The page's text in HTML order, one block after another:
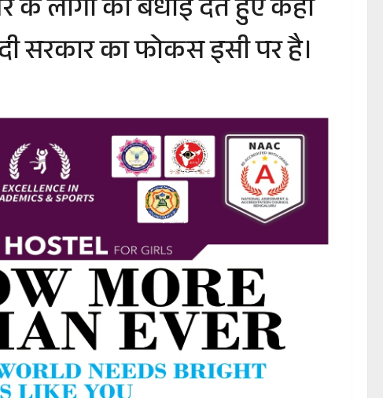
के लोगों को बधाई देते हुए कहा
सरकार का फोकस इसी पर है।